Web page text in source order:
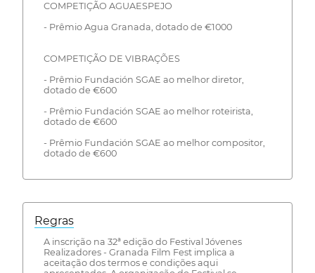
COMPETIÇÃO AGUAESPEJO
- Prêmio Agua Granada, dotado de €1000
COMPETIÇÃO DE VIBRAÇÕES
- Prêmio Fundación SGAE ao melhor diretor,
dotado de €600
- Prêmio Fundación SGAE ao melhor roteirista,
dotado de €600
- Prêmio Fundación SGAE ao melhor compositor,
dotado de €600
Regras
A inscrição na 32ª edição do Festival Jóvenes
Realizadores - Granada Film Fest implica a
aceitação dos termos e condições aqui